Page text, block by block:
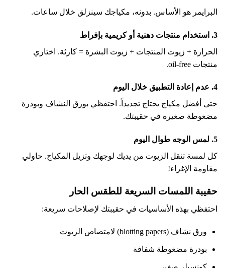
البرايمر هو الأساس. بدونه، مكياجك سينزلق خلال ساعات.
3. استخدام منتجات دهنية أو كريمية بإفراط
الحرارة + زيوت المنتجات + زيوت البشرة = كارثة. اختاري
منتجات oil-free.
4. عدم إعادة التطبيق خلال اليوم
حتى أفضل مكياج يحتاج تجديداً. احتفظي بورق النشاف وبودرة
مضغوطة صغيرة في حقيبتك.
5. لمس الوجه طوال اليوم
كل لمسة تنقل الزيوت من يديك لوجهك وتزيل المكياج. حاولي
مقاومة الإغراء!
حقيبة اللمسات السريعة للطقس الحار
احتفظي بهذه الأساسيات في حقيبتك لإصلاحات سريعة:
ورق نشاف (blotting papers) لامتصاص الزيوت
بودرة مضغوطة شفافة